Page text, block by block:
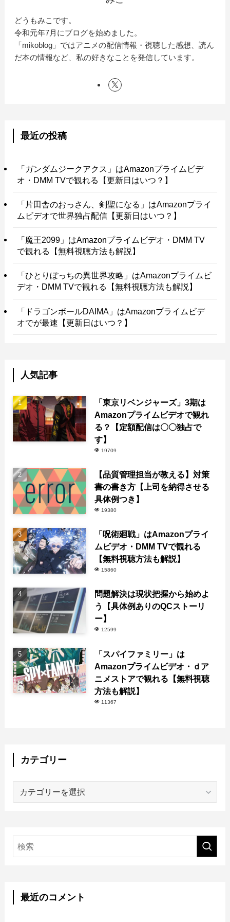
どうもみこです。
令和元年7月にブログを始めました。
「mikoblog」ではアニメの配信情報・視聴した感想、読ん
だ本の情報など、私の好きなことを発信しています。
最近の投稿
「ガンダムジークアクス」はAmazonプライムビデ
オ・DMM TVで観れる【更新日はいつ？】
「片田舎のおっさん、剣聖になる」はAmazonプライ
ムビデオで世界独占配信【更新日はいつ？】
「魔王2099」はAmazonプライムビデオ・DMM TV
で観れる【無料視聴方法も解説】
「ひとりぼっちの異世界攻略」はAmazonプライムビ
デオ・DMM TVで観れる【無料視聴方法も解説】
「ドラゴンボールDAIMA」はAmazonプライムビデ
オでが最速【更新日はいつ？】
人気記事
「東京リベンジャーズ」3期は
Amazonプライムビデオで観れ
る？【定額配信は〇〇独占で
す】
19709
【品質管理担当が教える】対策
書の書き方【上司を納得させる
具体例つき】
19380
「呪術廻戦」はAmazonプライ
ムビデオ・DMM TVで観れる
【無料視聴方法も解説】
15860
問題解決は現状把握から始めよ
う【具体例ありのQCストーリ
ー】
12599
「スパイファミリー」は
Amazonプライムビデオ・ｄア
ニメストアで観れる【無料視聴
方法も解説】
11367
カテゴリー
ー
最近のコメント